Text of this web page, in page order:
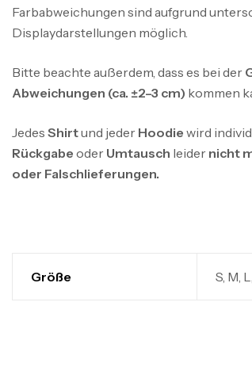
Farbabweichungen sind aufgrund
Displaydarstellungen möglich.
Bitte beachte außerdem, dass es bei der
Abweichungen (ca. ±2–3 cm) kommen
Jedes Shirtund jeder Hoodie wird
Rückgabe oder Umtausch leider nicht
oder Falschlieferungen.
Größe S, M,